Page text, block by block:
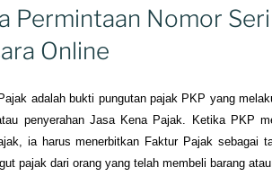
Permintaan Nomor
Online
adalah bukti pungutan pajak PKP yang
penyerahan Jasa Kena Pajak. Ketika PKP
ia harus menerbitkan Faktur Pajak sebagai
pajak dari orang yang telah membeli barang